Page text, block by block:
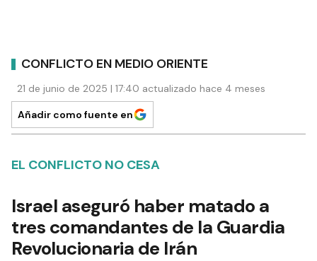
CONFLICTO EN MEDIO ORIENTE
21 de junio de 2025 | 17:40 actualizado hace 4 meses
Añadir como fuente en
EL CONFLICTO NO CESA
Israel aseguró haber matado a
tres comandantes de la Guardia
Revolucionaria de Irán